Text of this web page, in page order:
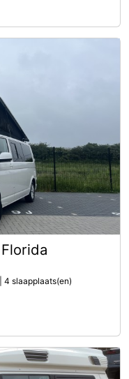
4 slaapplaats(en)